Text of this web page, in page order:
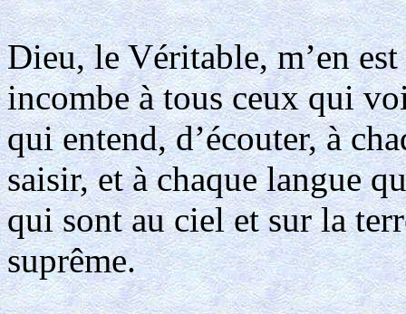
Dieu, le Véritable, m’en
incombe à tous ceux qui
qui entend, d’écouter, à
saisir, et à chaque langue
qui sont au ciel et sur la
suprême.